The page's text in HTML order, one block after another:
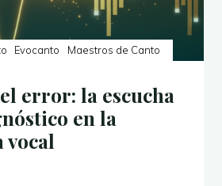
Evocanto Maestros de Canto
error: la escucha
en la
vocal